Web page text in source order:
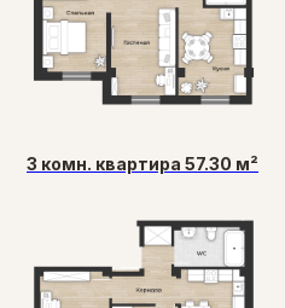
3 комн. квартира 57.30 м²